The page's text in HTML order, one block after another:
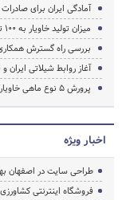
آمادگی ایران برای
میزان تولید خاویار به ۱۰۰ تن افزایش می یابد
بررسی راه‌ گسترش همکاری
آغاز روابط شیلاتی ایران
پرورش ۵ نوع ماهی خاویاری در اصفهان
اخبار ویژه
طراحی سایت در اصفهان
فروشگاه اینترنتی کشاورزی